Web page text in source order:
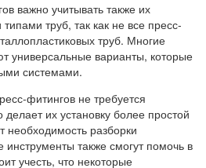
важно учитывать также их
труб, так как не все пресс-
труб. Многие
универсальные варианты, которые
системами.
фитингов не требуется
их установку более простой
необходимость разборки
также смогут помочь в
учесть, что некоторые